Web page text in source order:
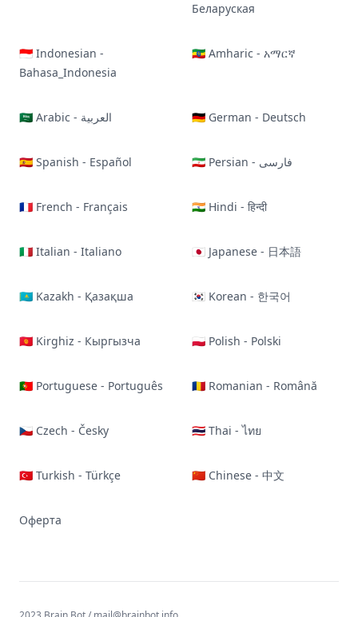
Беларуская
🇮🇩 Indonesian -
Bahasa_Indonesia
🇪🇹 Amharic - አማርኛ
🇸🇦 Arabic - العربية 🇩🇪 German - Deutsch
🇪🇸 Spanish - Español 🇮🇷 Persian - فارسی
🇫🇷 French - Français 🇮🇳 Hindi - हिन्दी
🇮🇹 Italian - Italiano 🇯🇵 Japanese - 日本語
🇰🇿 Kazakh - Қазақша 🇰🇷 Korean - 한국어
🇰🇬 Kirghiz - Кыргызча 🇵🇱 Polish - Polski
🇵🇹 Portuguese - Português 🇷🇴 Romanian - Română
🇨🇿 Czech - Česky 🇹🇭 Thai - ไทย
🇹🇷 Turkish - Türkçe 🇨🇳 Chinese - 中文
Оферта